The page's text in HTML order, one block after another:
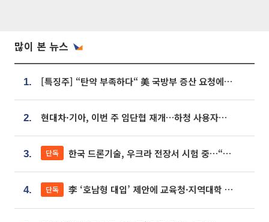
많이 본 뉴스
1. [특징주] “탄약 부족하다“ 美 국방부 증산 요청에⋯국내 방산주 급등세
2. 현대차·기아, 이번 주 임단협 재개…하청 사용자성 재심도 ‘변수’
3. 단독 한국 드론기술, 우크라 전장서 시험 중…“스타트업 여러 곳 참여”
4. 단독 李 ‘호남형 대입’ 제안에 교육청·지역대학 서·논술형 입시 연계 '착수'